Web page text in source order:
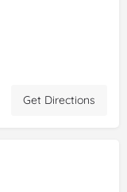
Get Directions